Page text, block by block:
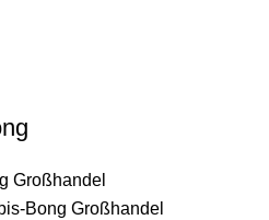
Großhandel